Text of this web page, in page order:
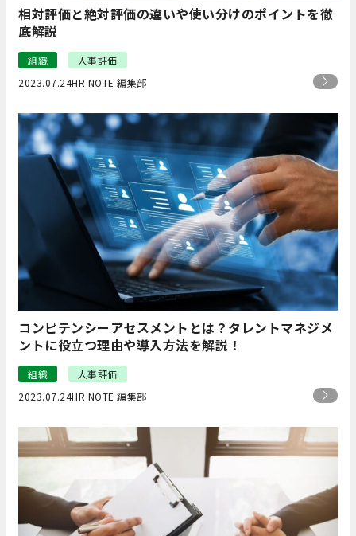
相対評価と絶対評価の違いや使い分けのポイントを徹
底解説
組織
人事評価
2023.07.24HR NOTE 編集部
コンピテンシーアセスメントとは？タレントマネジメ
ントに役立つ理由や導入方法を解説！
組織
人事評価
2023.07.24HR NOTE 編集部